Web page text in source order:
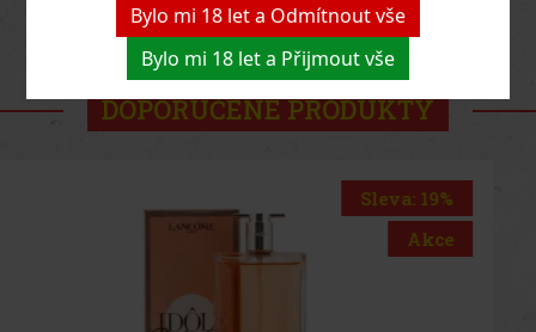
Bylo mi 18 let a Odmítnout vše
Bylo mi 18 let a Přijmout vše
Thierry Mugler Starlicious Too Funky Berry Body
PreviousNext
DOPORUČENÉ PRODUKTY
Sleva: 33%
Akce